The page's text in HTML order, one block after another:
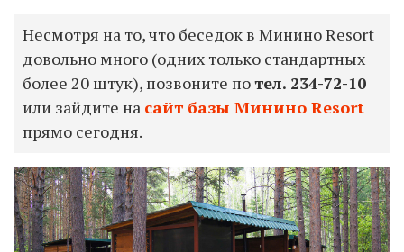
Несмотря на то, что беседок в Минино Resort
довольно много (одних только стандартных
более 20 штук), позвоните потел. 234-72-10
или зайдите на сайт базы Минино Resort
прямо сегодня.